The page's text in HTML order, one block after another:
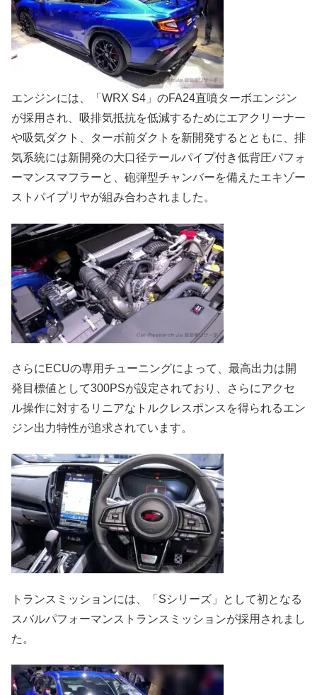
エンジンには、「WRX S4」のFA24直噴ターボエンジン
が採用され、吸排気抵抗を低減するためにエアクリーナー
や吸気ダクト、ターボ前ダクトを新開発するとともに、排
気系統には新開発の大口径テールパイプ付き低背圧パフォ
ーマンスマフラーと、砲弾型チャンバーを備えたエキゾー
ストパイプリヤが組み合わされました。
さらにECUの専用チューニングによって、最高出力は開
発目標値として300PSが設定されており、さらにアクセ
ル操作に対するリニアなトルクレスポンスを得られるエン
ジン出力特性が追求されています。
トランスミッションには、「Sシリーズ」として初となる
スバルパフォーマンストランスミッションが採用されまし
た。